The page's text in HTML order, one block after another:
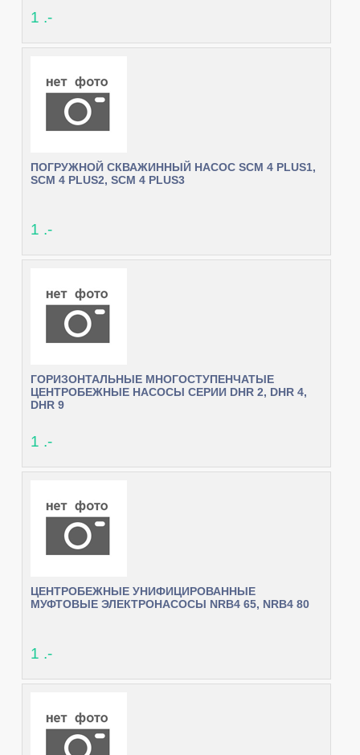
1 .-
ПОГРУЖНОЙ СКВАЖИННЫЙ НАСОС SCM 4 PLUS1,
SCM 4 PLUS2, SCM 4 PLUS3
1 .-
ГОРИЗОНТАЛЬНЫЕ МНОГОСТУПЕНЧАТЫЕ
ЦЕНТРОБЕЖНЫЕ НАСОСЫ СЕРИИ DHR 2, DHR 4,
DHR 9
1 .-
ЦЕНТРОБЕЖНЫЕ УНИФИЦИРОВАННЫЕ
МУФТОВЫЕ ЭЛЕКТРОНАСОСЫ NRB4 65, NRB4 80
1 .-